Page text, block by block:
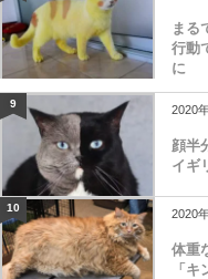
まる
行動
に
9 2020
顔半
イギ
10 2020
体重
「